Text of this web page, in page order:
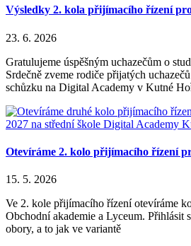
Výsledky 2. kola přijímacího řízení
23. 6. 2026
Gratulujeme úspěšným uchazečům o
Srdečně zveme rodiče přijatých
schůzku na Digital Academy v Kutné
Otevíráme 2. kolo přijímacího řízení
15. 5. 2026
Ve 2. kole přijímacího řízení otevíráme
Obchodní akademie a Lyceum. Přihlásit
obory, a to jak ve variantě